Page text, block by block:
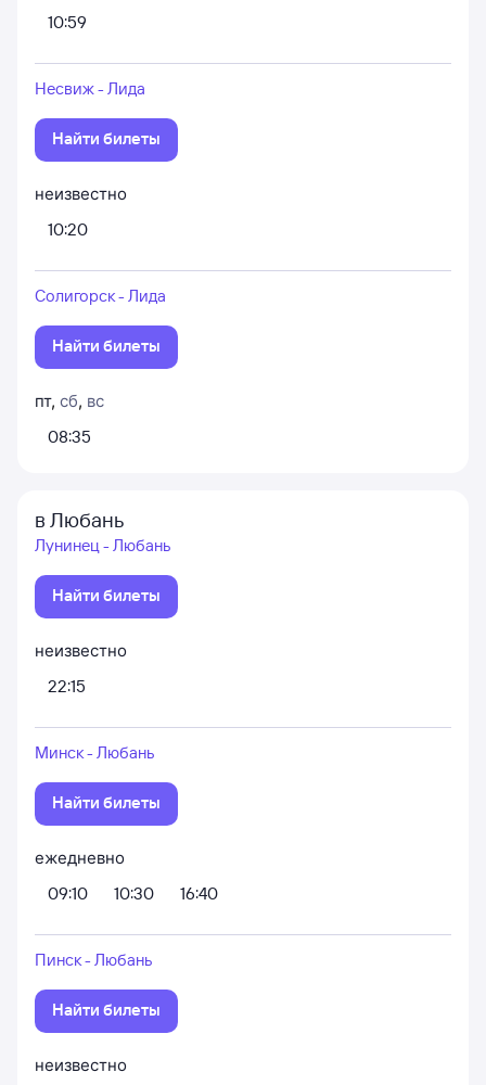
10:59
Несвиж - Лида
Найти билеты
неизвестно
10:20
Солигорск - Лида
Найти билеты
пт, сб, вс
08:35
в Любань
Лунинец - Любань
Найти билеты
неизвестно
22:15
Минск - Любань
Найти билеты
ежедневно
09:10
10:30 16:40
Пинск - Любань
Найти билеты
неизвестно